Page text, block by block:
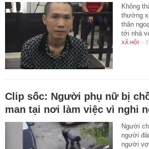
Không
thường
thân
tới nhà
XÃ HỘI -
Clip sốc: Người phụ nữ bị
man tại nơi làm việc vì nghi
Người
người
người